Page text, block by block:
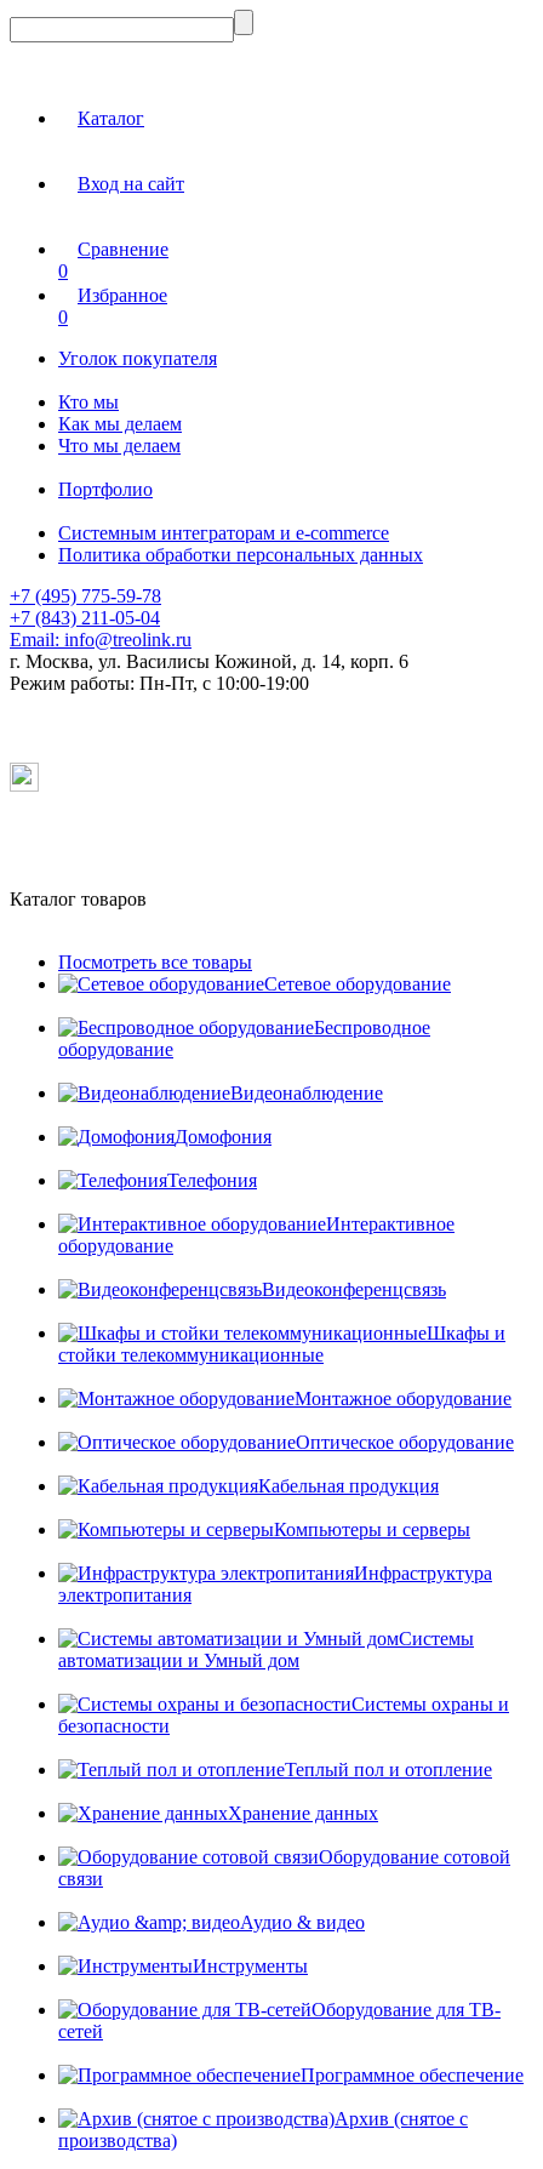
Каталог
Вход на сайт
Сравнение
0
Избранное
0
Уголок покупателя
Кто мы
Как мы делаем
Что мы делаем
Портфолио
Системным интеграторам и e-commerce
Политика обработки персональных данных
+7 (495) 775-59-78
+7 (843) 211-05-04
Email: info@treolink.ru
г. Москва, ул. Василисы Кожиной, д. 14, корп. 6
Режим работы: Пн-Пт, с 10:00-19:00
Каталог товаров
Посмотреть все товары
Сетевое оборудование
Беспроводное
оборудование
Видеонаблюдение
Домофония
Телефония
Интерактивное
оборудование
Видеоконференцсвязь
Шкафы и
стойки телекоммуникационные
Монтажное оборудование
Оптическое оборудование
Кабельная продукция
Компьютеры и серверы
Инфраструктура
электропитания
Системы
автоматизации и Умный дом
Системы охраны и
безопасности
Теплый пол и отопление
Хранение данных
Оборудование сотовой
связи
Аудио & видео
Инструменты
Оборудование для ТВ-
сетей
Программное обеспечение
Архив (снятое с
производства)